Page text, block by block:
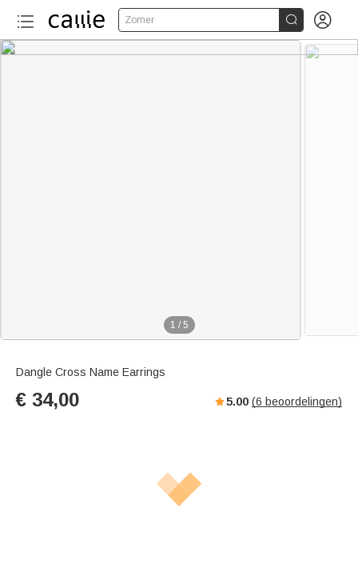
Zomer  
1 / 5
Dangle Cross Name Earrings
€ 34,00 5.00 (6 beoordelingen)